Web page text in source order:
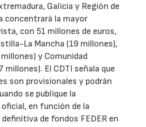
Galicia y Región de
concentrará la mayor
con 51 millones de euros,
La Mancha (19 millones),
y Comunidad
millones). El CDTI señala que
son provisionales y podrán
se publique la
en función de la
de fondos FEDER en